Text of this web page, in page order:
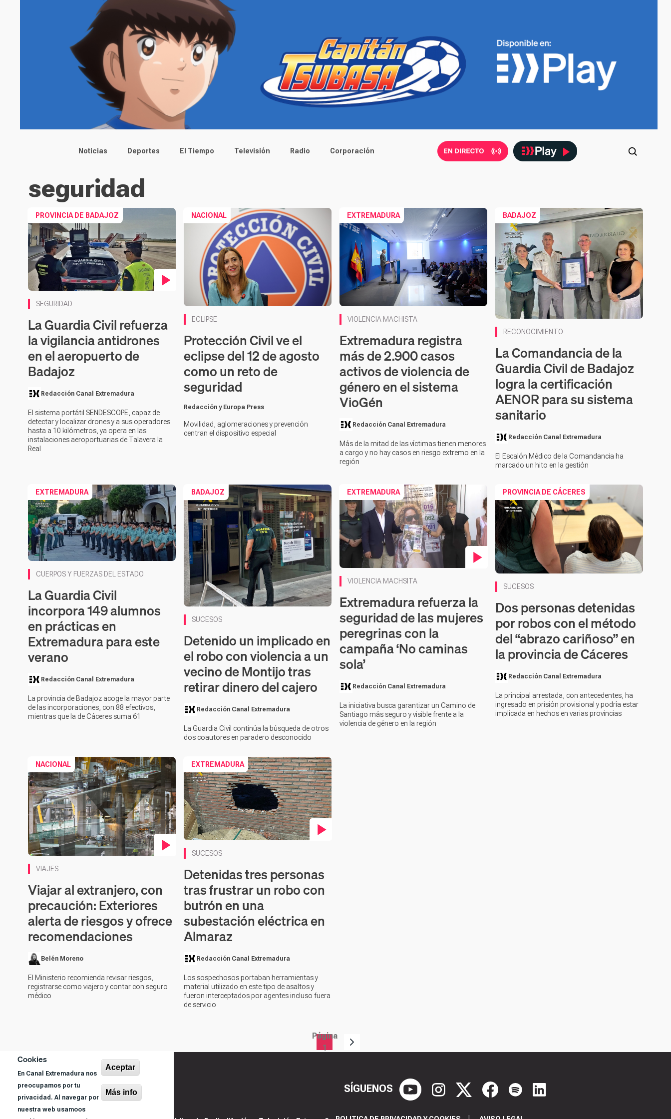
Cookies
En Canal Extremadura nos
preocupamos por tu
privacidad. Al navegar por
nuestra web usamoos
Aceptar
Más info
Main menu
Noticias Deportes El Tiempo Televisión Radio Corporación
seguridad
PROVINCIA DE BADAJOZ
SEGURIDAD
La Guardia Civil refuerza
la vigilancia antidrones
en el aeropuerto de
Badajoz
Redacción Canal Extremadura
El sistema portátil SENDESCOPE, capaz de
detectar y localizar drones y a sus operadores
hasta a 10 kilómetros, ya opera en las
instalaciones aeroportuarias de Talavera la
Real
NACIONAL
ECLIPSE
Protección Civil ve el
eclipse del 12 de agosto
como un reto de
seguridad
Redacción y Europa Press
Movilidad, aglomeraciones y prevención
centran el dispositivo especial
EXTREMADURA
VIOLENCIA MACHISTA
Extremadura registra
más de 2.900 casos
activos de violencia de
género en el sistema
VioGén
Redacción Canal Extremadura
Más de la mitad de las víctimas tienen menores
a cargo y no hay casos en riesgo extremo en la
región
BADAJOZ
RECONOCIMIENTO
La Comandancia de la
Guardia Civil de Badajoz
logra la certificación
AENOR para su sistema
sanitario
Redacción Canal Extremadura
El Escalón Médico de la Comandancia ha
marcado un hito en la gestión
EXTREMADURA
CUERPOS Y FUERZAS DEL ESTADO
La Guardia Civil
incorpora 149 alumnos
en prácticas en
Extremadura para este
verano
Redacción Canal Extremadura
La provincia de Badajoz acoge la mayor parte
de las incorporaciones, con 88 efectivos,
mientras que la de Cáceres suma 61
BADAJOZ
SUCESOS
Detenido un implicado en
el robo con violencia a un
vecino de Montijo tras
retirar dinero del cajero
Redacción Canal Extremadura
La Guardia Civil continúa la búsqueda de otros
dos coautores en paradero desconocido
EXTREMADURA
VIOLENCIA MACHSITA
Extremadura refuerza la
seguridad de las mujeres
peregrinas con la
campaña ‘No caminas
sola’
Redacción Canal Extremadura
La iniciativa busca garantizar un Camino de
Santiago más seguro y visible frente a la
violencia de género en la región
PROVINCIA DE CÁCERES
SUCESOS
Dos personas detenidas
por robos con el método
del “abrazo cariñoso” en
la provincia de Cáceres
Redacción Canal Extremadura
La principal arrestada, con antecedentes, ha
ingresado en prisión provisional y podría estar
implicada en hechos en varias provincias
NACIONAL
VIAJES
Viajar al extranjero, con
precaución: Exteriores
alerta de riesgos y ofrece
recomendaciones
Belén Moreno
El Ministerio recomienda revisar riesgos,
registrarse como viajero y contar con seguro
médico
EXTREMADURA
SUCESOS
Detenidas tres personas
tras frustrar un robo con
butrón en una
subestación eléctrica en
Almaraz
Redacción Canal Extremadura
Los sospechosos portaban herramientas y
material utilizado en este tipo de asaltos y
fueron interceptados por agentes incluso fuera
de servicio
Página
1
SÍGUENOS